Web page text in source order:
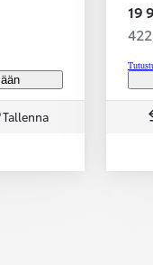
Tallenna
19